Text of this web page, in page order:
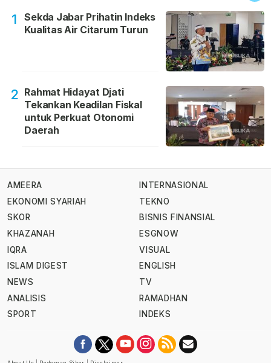
1
Sekda Jabar Prihatin Indeks
Kualitas Air Citarum Turun
2 Rahmat Hidayat Djati
Tekankan Keadilan Fiskal
untuk Perkuat Otonomi
Daerah
AMEERA
EKONOMI SYARIAH
SKOR
KHAZANAH
IQRA
ISLAM DIGEST
NEWS
ANALISIS
SPORT
INTERNASIONAL
TEKNO
BISNIS FINANSIAL
ESGNOW
VISUAL
ENGLISH
TV
RAMADHAN
INDEKS